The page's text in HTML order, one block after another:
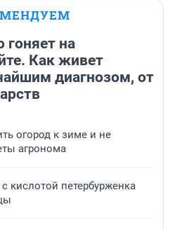
гоняет на
Как живет
диагнозом, от
огород к зиме и не
агронома
кислотой петербурженка